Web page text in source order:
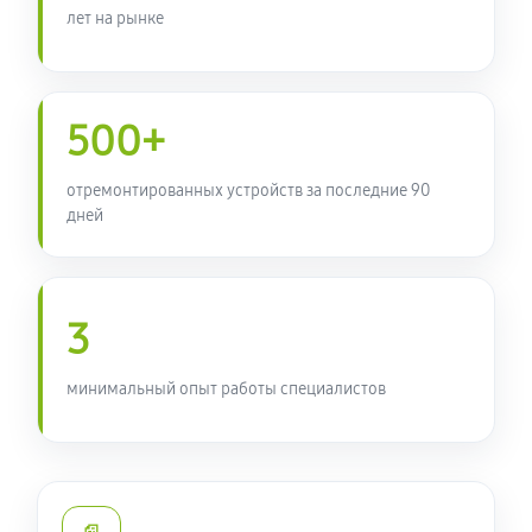
Настройка ОС ультрабука Acer TravelMate 4720
Ремонт звуковой платы
Восстановление разъемов питания
Чистка от пыли ультрабука Acer TravelMate 4720
лет на рынке
500+
отремонтированных устройств за последние 90
дней
3
минимальный опыт работы специалистов